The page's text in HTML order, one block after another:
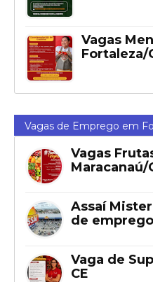
Vagas
Fortaleza/
Vagas de Emprego em
Vagas
Maracanaú/
Assaí
de
Vaga de
CE